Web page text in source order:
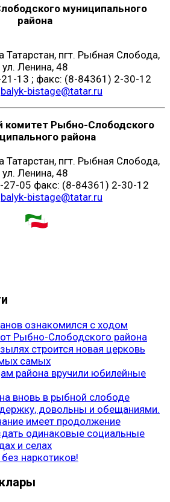
муниципального
района
Татарстан, пгт. Рыбная Слобода,
ул. Ленина, 48
13 ; факс: (8-84361) 2-30-12
balyk-bistage@tatar.ru
комитет Рыбно-Слободского
района
Татарстан, пгт. Рыбная Слобода,
ул. Ленина, 48
27-05 факс: (8-84361) 2-30-12
balyk-bistage@tatar.ru
ознакомился с ходом
Рыбно-Слободского района
строится новая церковь
самых
района вручили юбилейные
вновь в рыбной слободе
довольны и обещаниями.
имеет продолжение
одинаковые социальные
и селах
наркотиков!